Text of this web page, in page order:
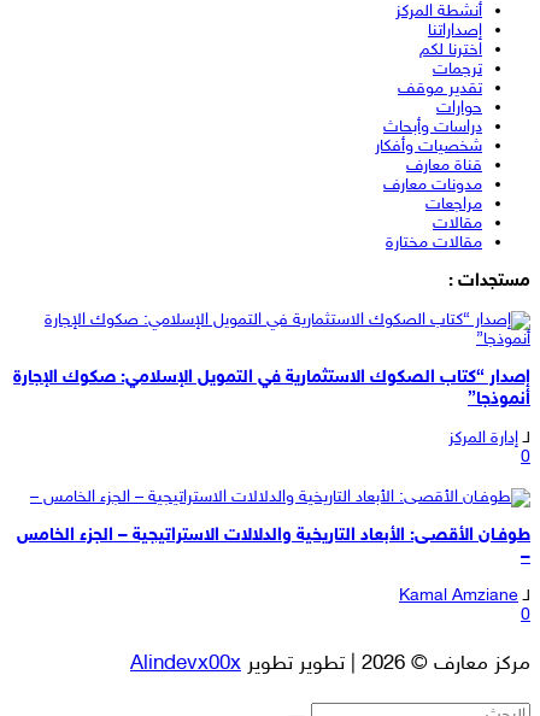
أنشطة المركز
إصداراتنا
اخترنا لكم
ترجمات
تقدير موقف
حوارات
دراسات وأبحاث
شخصيات وأفكار
قناة معارف
مدونات معارف
مراجعات
مقالات
مقالات مختارة
مستجدات :
إصدار “كتاب الصكوك الاستثمارية في التمويل الإسلامي: صكوك الإجارة
أنموذجا”
لـ إدارة المركز
0
طوفـان الأقصـى: الأبعاد التاريخية والدلالات الاستراتيجية – الجزء الخامس
–
لـ Kamal Amziane
0
مركز معارف © 2026 | تطوير تطوير Alindevx00x